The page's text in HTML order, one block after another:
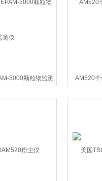
5000颗粒物监测 AM520